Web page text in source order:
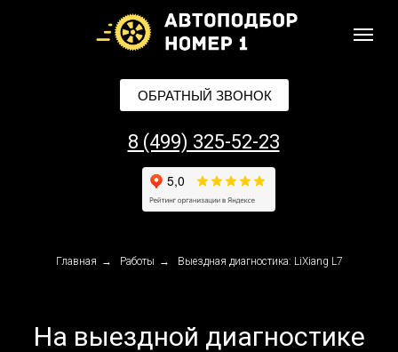
ОБРАТНЫЙ ЗВОНОК
8 (499) 325-52-23
Главная → Работы → Выездная диагностика: LiXiang L7
На выездной диагностике